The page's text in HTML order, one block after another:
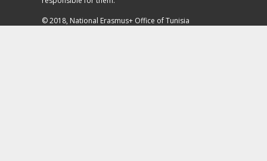
© 2018, National Erasmus+ Office of Tunisia